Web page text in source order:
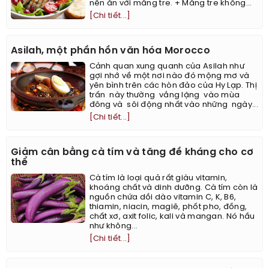
nên ăn với măng tre. + Măng tre không...
[Chi tiết...]
Asilah, một phần hồn văn hóa Morocco
Cảnh quan xung quanh của Asilah như
gợi nhớ về một nơi nào đó mộng mơ và
yên bình trên các hòn đảo của Hy Lạp. Thị
trấn này thường vắng lặng vào mùa
đông và sôi động nhất vào những ngày...
[Chi tiết...]
Giảm cân bằng cà tím và tăng đề kháng cho cơ
thể
Cà tím là loại quả rất giàu vitamin,
khoáng chất và dinh dưỡng. Cà tím còn là
nguồn chứa dồi dào vitamin C, K, B6,
thiamin, niacin, magiê, phốt pho, đồng,
chất xơ, axit folic, kali và mangan. Nó hầu
như không...
[Chi tiết...]